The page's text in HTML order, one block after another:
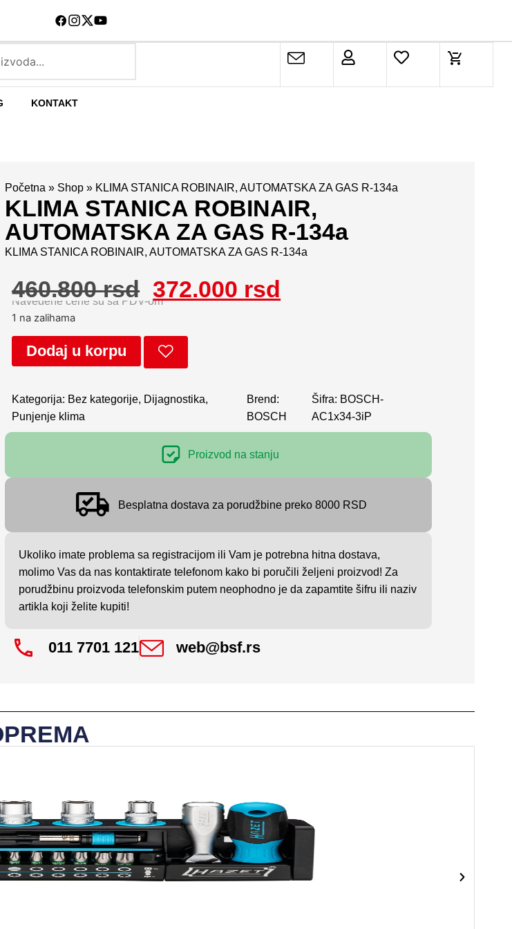
KONTAKT
Početna » Shop » KLIMA STANICA ROBINAIR, AUTOMATSKA ZA GAS R-134a
KLIMA STANICA ROBINAIR,
AUTOMATSKA ZA GAS R-134a
KLIMA STANICA ROBINAIR, AUTOMATSKA ZA GAS R-134a
460.800rsd 372.000 rsd
Navedene cene su sa PDV-om
1 na zalihama
Dodaj u korpu
Kategorija: Bez kategorije, Dijagnostika,
Punjenje klima
Brend:
BOSCH
Šifra: BOSCH-
AC1x34-3iP
Proizvod na stanju
Besplatna dostava za porudžbine preko 8000 RSD
Ukoliko imate problema sa registracijom ili Vam je potrebna hitna dostava,
molimo Vas da nas kontaktirate telefonom kako bi poručili željeni proizvod! Za
porudžbinu proizvoda telefonskim putem neophodno je da zapamtite šifru ili naziv
artikla koji želite kupiti!
011 7701 121 web@bsf.rs